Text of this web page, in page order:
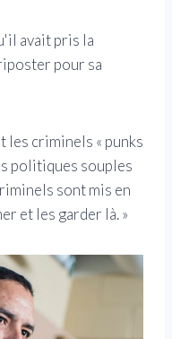
avait pris la
pour sa
les criminels « punks
politiques souples
sont mis en
et les garder là. »